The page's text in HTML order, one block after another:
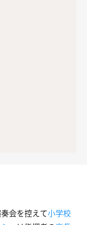
会を控えて小学校